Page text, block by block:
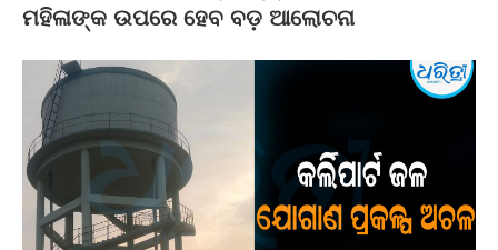
ମହିଳାଙ୍କ ଉପରେ ହେବ ବଡ଼ ଆଲୋଚନା